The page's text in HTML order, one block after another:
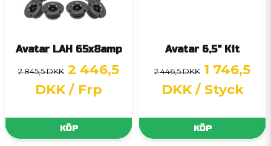
Avatar LAH 65x8amp
2 845,5 DKK 2 446,5
DKK / Frp
KÖP
Avatar 6,5" Kit
2 446,5 DKK 1 746,5
DKK / Styck
KÖP